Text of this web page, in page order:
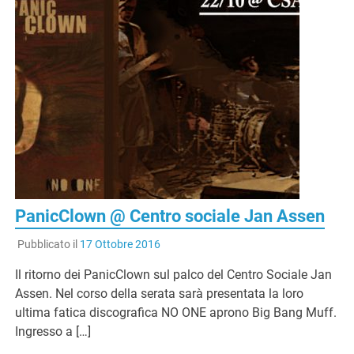
PanicClown @ Centro sociale Jan Assen
Pubblicato il 17 Ottobre 2016
Il ritorno dei PanicClown sul palco del Centro Sociale Jan
Assen. Nel corso della serata sarà presentata la loro
ultima fatica discografica NO ONE aprono Big Bang Muff.
Ingresso a […]